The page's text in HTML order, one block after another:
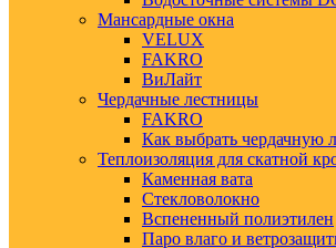
Мансардные окна
VELUX
FAKRO
ВиЛайт
Чердачные лестницы
FAKRO
Как выбрать чердачную
Теплоизоляция для скатной
Каменная вата
Стекловолокно
Вспененный полиэтилен
Паро влаго и